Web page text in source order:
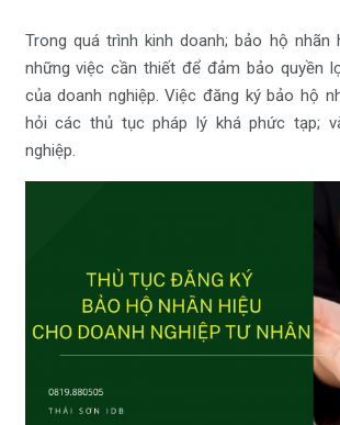
Trong quá trình kinh doanh; bảo hộ
những việc cần thiết để đảm bảo quyền
của doanh nghiệp. Việc đăng ký bảo hộ
hỏi các thủ tục pháp lý khá phức tạp;
nghiệp.